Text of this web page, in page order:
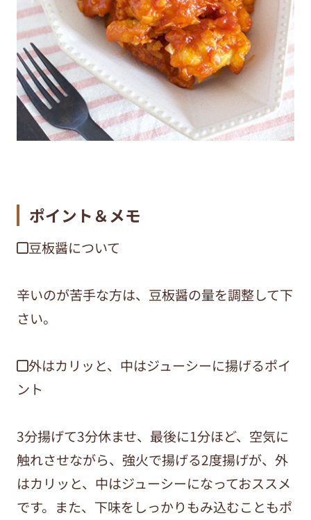
ポイント＆メモ
◼︎豆板醤について
辛いのが苦手な方は、豆板醤の量を調整して下
さい。
◼︎外はカリッと、中はジューシーに揚げるポイ
ント
3分揚げて3分休ませ、最後に1分ほど、空気に
触れさせながら、強火で揚げる2度揚げが、外
はカリッと、中はジューシーになっておススメ
です。また、下味をしっかりもみ込むこともポ